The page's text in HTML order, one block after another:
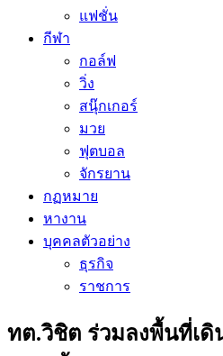
แฟชั่น
กีฬา
กอล์ฟ
วิ่ง
สนุ๊กเกอร์
มวย
ฟุตบอล
จักรยาน
กฏหมาย
หางาน
บุคคลตัวอย่าง
ธุรกิจ
ราชการ
ทต.วิชิต ร่วมลงพื้นที่เ